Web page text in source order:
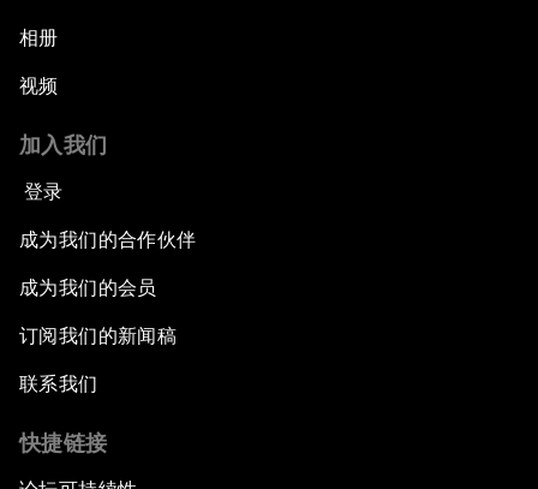
相册
视频
加入我们
登录
成为我们的合作伙伴
成为我们的会员
订阅我们的新闻稿
联系我们
快捷链接